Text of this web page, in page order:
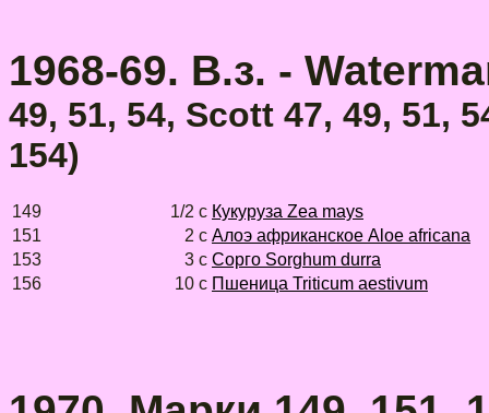
1968-69. В.з. -
49, 51, 54, Scott 47, 49, 51,
154)
149 1/2 с Кукуруза Zea mays
151
2 с Алоэ африканское Aloe africana
153
3 с Сорго Sorghum durra
156
10 с Пшеница Triticum aestivum